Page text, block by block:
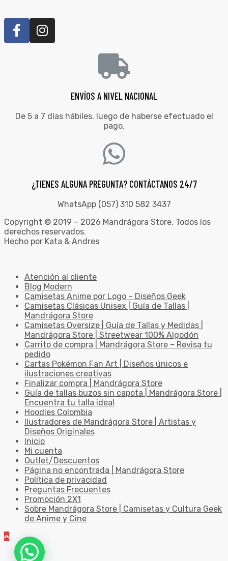
ENVÍOS A NIVEL NACIONAL
De 5 a 7 días hábiles. luego de haberse efectuado el
pago.
¿TIENES ALGUNA PREGUNTA? CONTÁCTANOS 24/7
WhatsApp (057) 310 582 3437
Copyright © 2019 – 2026 Mandrágora Store. Todos los
derechos reservados.
Hecho por Kata & Andres
Atención al cliente
Blog Modern
Camisetas Anime por Logo – Diseños Geek
Camisetas Clásicas Unisex | Guía de Tallas |
Mandrágora Store
Camisetas Oversize | Guía de Tallas y Medidas |
Mandrágora Store | Streetwear 100% Algodón
Carrito de compra | Mandrágora Store – Revisa tu
pedido
Cartas Pokémon Fan Art | Diseños únicos e
ilustraciones creativas
Finalizar compra | Mandrágora Store
Guía de tallas buzos sin capota | Mandrágora Store |
Encuentra tu talla ideal
Hoodies Colombia
Ilustradores de Mandrágora Store | Artistas y
Diseños Originales
Inicio
Mi cuenta
Outlet/Descuentos
Página no encontrada | Mandrágora Store
Política de privacidad
Preguntas Frecuentes
Promoción 2X1
Sobre Mandrágora Store | Camisetas y Cultura Geek
de Anime y Cine